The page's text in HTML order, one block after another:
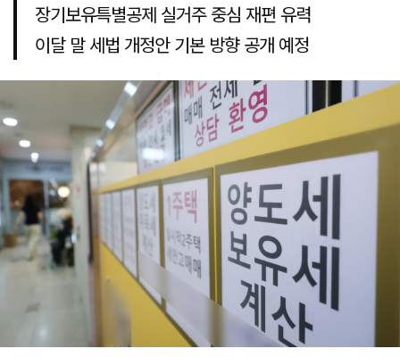
장기보유특별공제 실거주 중심 재편 유력
이달 말 세법 개정안 기본 방향 공개 예정